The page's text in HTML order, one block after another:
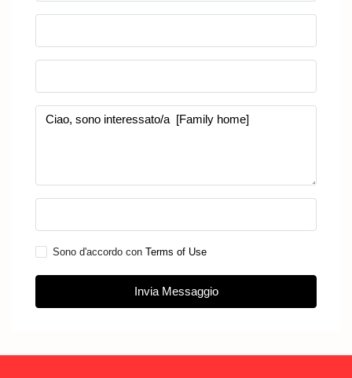
Sono d'accordo con Terms of Use
Invia Messaggio